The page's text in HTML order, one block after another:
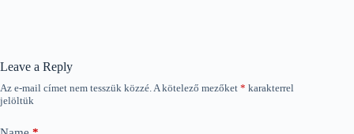
Leave a Reply
Az e-mail címet nem tesszük közzé.A kötelező mezőket * karakterrel
jelöltük